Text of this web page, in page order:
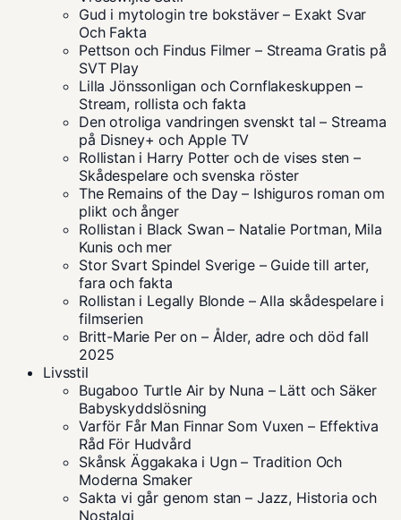
Gud i mytologin tre bokstäver – Exakt Svar
Och Fakta
Pettson och Findus Filmer – Streama Gratis på
SVT Play
Lilla Jönssonligan och Cornflakeskuppen –
Stream, rollista och fakta
Den otroliga vandringen svenskt tal – Streama
på Disney+ och Apple TV
Rollistan i Harry Potter och de vises sten –
Skådespelare och svenska röster
The Remains of the Day – Ishiguros roman om
plikt och ånger
Rollistan i Black Swan – Natalie Portman, Mila
Kunis och mer
Stor Svart Spindel Sverige – Guide till arter,
fara och fakta
Rollistan i Legally Blonde – Alla skådespelare i
filmserien
Britt-Marie Per on – Ålder, adre och död fall
2025
Livsstil
Bugaboo Turtle Air by Nuna – Lätt och Säker
Babyskyddslösning
Varför Får Man Finnar Som Vuxen – Effektiva
Råd För Hudvård
Skånsk Äggakaka i Ugn – Tradition Och
Moderna Smaker
Sakta vi går genom stan – Jazz, Historia och
Nostalgi